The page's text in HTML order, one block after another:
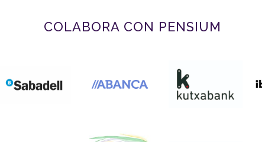
COLABORA CON PENSIUM